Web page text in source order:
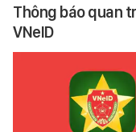
Thông báo quan
VNeID